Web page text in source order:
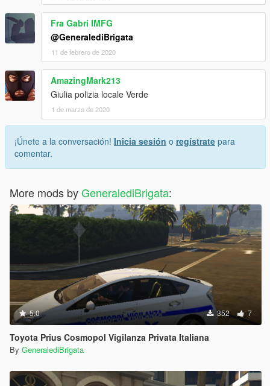
Fra Gabri IMFG
@GeneralediBrigata
11 de febrero de 2020
AmazingMark213
Giulia polizia locale Verde
1 de marzo de 2020
¡Únete a la conversación! Inicia sesión o regístrate para
comentar.
More mods byGeneralediBrigata:
5.0 352 7
Toyota Prius Cosmopol Vigilanza Privata Italiana
By GeneralediBrigata